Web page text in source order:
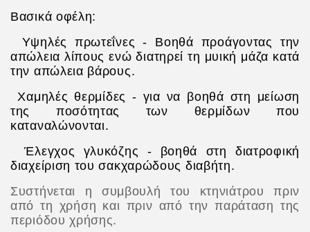
Βασικά οφέλη:
Υψηλές πρωτεΐνες - Βοηθά προάγοντας την
απώλεια λίπους ενώ διατηρεί τη μυική μάζα κατά
την απώλεια βάρους.
Χαμηλές θερμίδες - για να βοηθά στη μείωση
της ποσότητας των θερμίδων που
καταναλώνονται.
Έλεγχος γλυκόζης - βοηθά στη διατροφική
διαχείριση του σακχαρώδους διαβήτη.
Συστήνεται η συμβουλή του κτηνιάτρου πριν
από τη χρήση και πριν από την παράταση της
περιόδου χρήσης.